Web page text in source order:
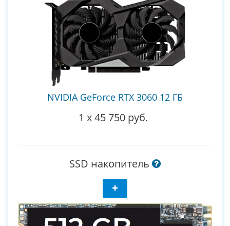
NVIDIA GeForce RTX 3060 12 ГБ
1 x45 750 руб.
SSD накопитель